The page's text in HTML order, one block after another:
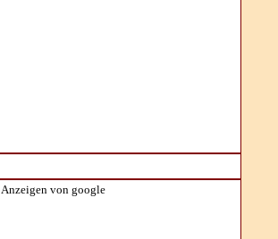
Anzeigen von google